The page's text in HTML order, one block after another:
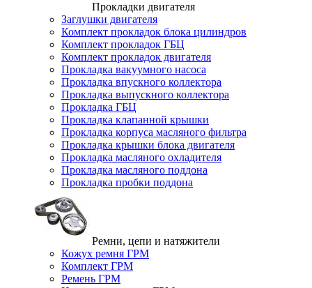
Прокладки двигателя
Заглушки двигателя
Комплект прокладок блока цилиндров
Комплект прокладок ГБЦ
Комплект прокладок двигателя
Прокладка вакуумного насоса
Прокладка впускного коллектора
Прокладка выпускного коллектора
Прокладка ГБЦ
Прокладка клапанной крышки
Прокладка корпуса масляного фильтра
Прокладка крышки блока двигателя
Прокладка масляного охладителя
Прокладка масляного поддона
Прокладка пробки поддона
Ремни, цепи и натяжители
Кожух ремня ГРМ
Комплект ГРМ
Ремень ГРМ